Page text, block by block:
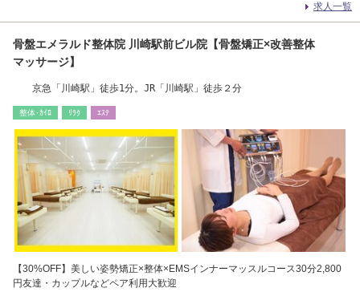
求人一覧
骨盤エメラルド整体院 川崎駅前ビル院【骨盤矯正×改善整体
マッサージ】
京急「川崎駅」徒歩1分。JR「川崎駅」徒歩２分
整体･ｶｲﾛ ﾘﾗｸ ｴｽﾃ
【30%OFF】美しい姿勢矯正×整体×EMSインナーマッスルコース30分2,800
円友達・カップルなどペア利用大歓迎